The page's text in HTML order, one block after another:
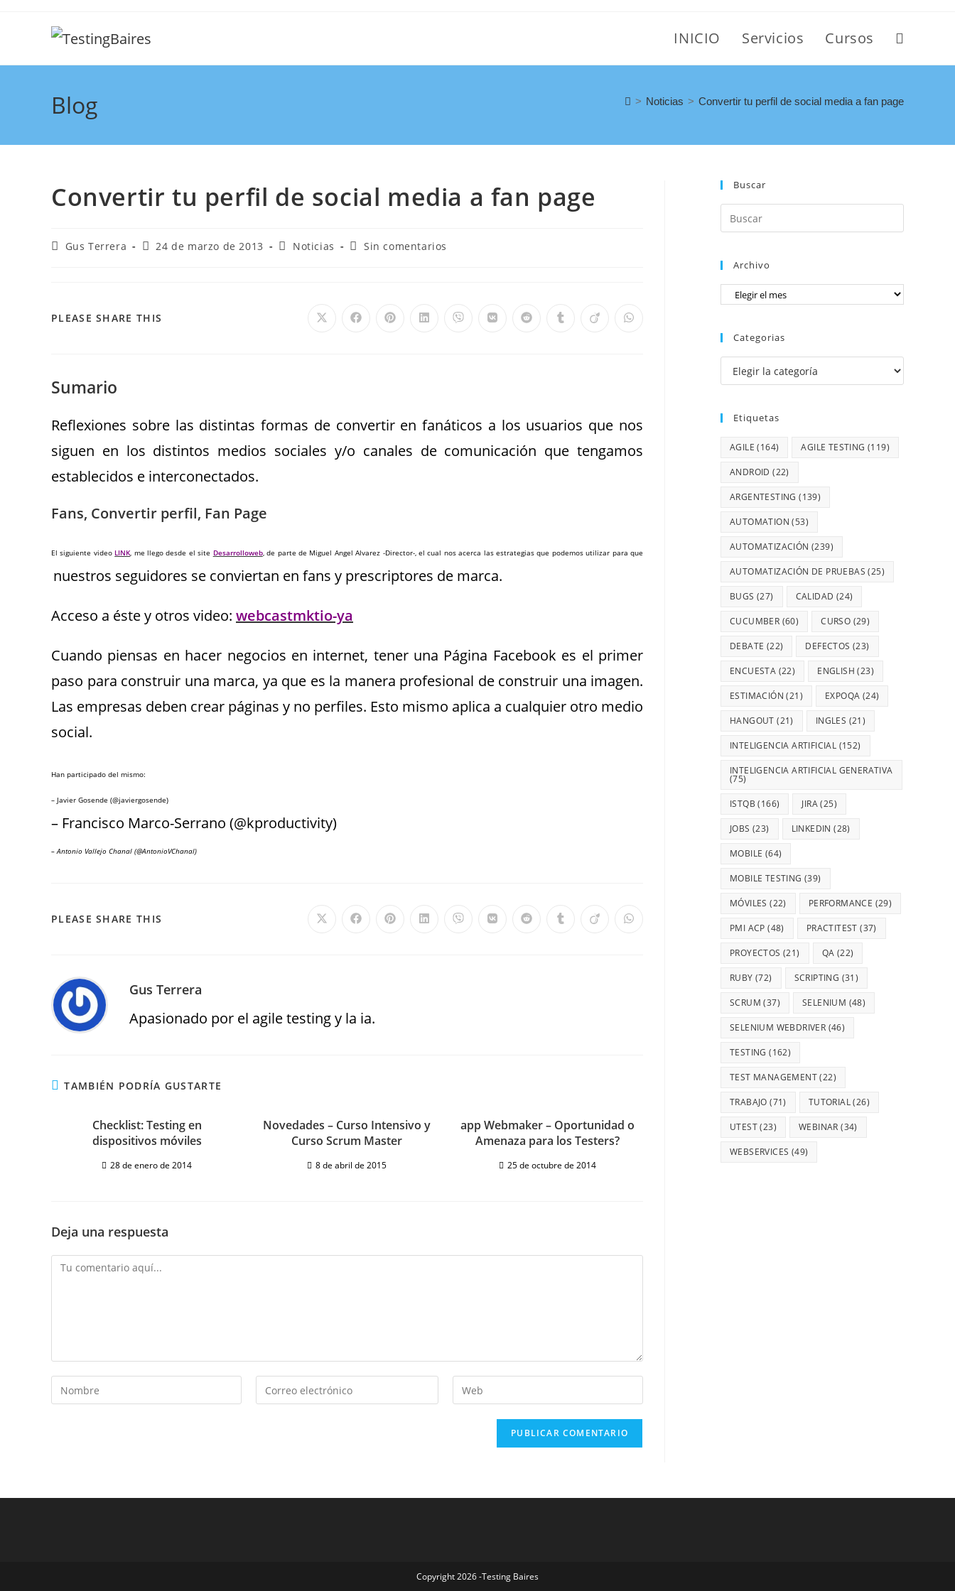
INICIO Servicios Cursos
Blog > Noticias > Convertir tu perfil de social media a fan page
Convertir tu perfil de social media a fan page
Gus Terrera 24 de marzo de 2013 Noticias Sin comentarios
PLEASE SHARE THIS
Sumario
Reflexiones sobre las distintas formas de convertir en fanáticos a los usuarios que nos
siguen en los distintos medios sociales y/o canales de comunicación que tengamos
establecidos e interconectados.
Fans, Convertir perfil, Fan Page
El siguiente video LINK, me llego desde el site Desarrolloweb, de parte de Miguel Angel Alvarez -Director-, el cual nos acerca las estrategias que podemos utilizar para que
nuestros seguidores se conviertan en fans y prescriptores de marca.
Acceso a éste y otros video: webcastmktio-ya
Cuando piensas en hacer negocios en internet, tener una Página Facebook es el primer
paso para construir una marca, ya que es la manera profesional de construir una imagen.
Las empresas deben crear páginas y no perfiles. Esto mismo aplica a cualquier otro medio
social.
Han participado del mismo:
– Javier Gosende (@javiergosende)
– Francisco Marco-Serrano (@kproductivity)
– Antonio Vallejo Chanal (@AntonioVChanal)
PLEASE SHARE THIS
Gus Terrera
Apasionado por el agile testing y la ia.
TAMBIÉN PODRÍA GUSTARTE
Checklist: Testing en
dispositivos móviles
28 de enero de 2014
Novedades – Curso Intensivo y
Curso Scrum Master
8 de abril de 2015
app Webmaker – Oportunidad o
Amenaza para los Testers?
25 de octubre de 2014
Deja una respuesta
Buscar
Archivo
Categorias
Etiquetas
AGILE (164) AGILE TESTING (119)
ANDROID (22)
ARGENTESTING (139)
AUTOMATION (53)
AUTOMATIZACIÓN (239)
AUTOMATIZACIÓN DE PRUEBAS (25)
BUGS (27) CALIDAD (24)
CUCUMBER (60) CURSO (29)
DEBATE (22) DEFECTOS (23)
ENCUESTA (22) ENGLISH (23)
ESTIMACIÓN (21) EXPOQA (24)
HANGOUT (21) INGLES (21)
INTELIGENCIA ARTIFICIAL (152)
INTELIGENCIA ARTIFICIAL GENERATIVA
(75)
ISTQB (166) JIRA(25)
JOBS (23) LINKEDIN (28)
MOBILE (64)
MOBILE TESTING (39)
MÓVILES (22) PERFORMANCE (29)
PMI ACP (48) PRACTITEST (37)
PROYECTOS (21) QA (22)
RUBY (72) SCRIPTING (31)
SCRUM (37) SELENIUM (48)
SELENIUM WEBDRIVER (46)
TESTING (162)
TEST MANAGEMENT(22)
TRABAJO (71) TUTORIAL(26)
UTEST(23) WEBINAR (34)
WEBSERVICES (49)
Copyright 2026 -Testing Baires